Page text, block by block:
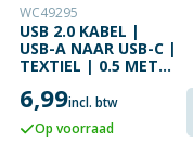
WC49295
USB 2.0 KABEL |
USB-A NAAR USB-C |
TEXTIEL | 0.5 METER
6,99incl. btw
Op voorraad